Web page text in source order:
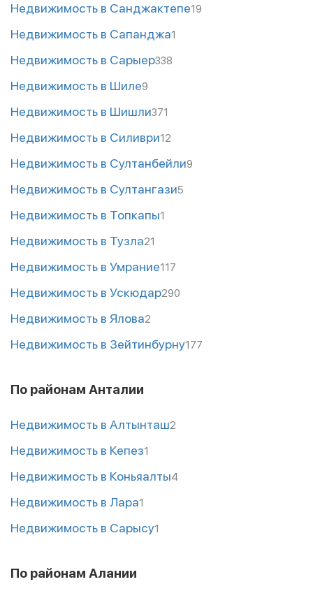
Недвижимость в Санджактепе19
Недвижимость в Сапанджа1
Недвижимость в Сарыер338
Недвижимость в Шиле9
Недвижимость в Шишли371
Недвижимость в Силиври12
Недвижимость в Султанбейли9
Недвижимость в Султангази5
Недвижимость в Топкапы1
Недвижимость в Тузла21
Недвижимость в Умрание117
Недвижимость в Ускюдар290
Недвижимость в Ялова2
Недвижимость в Зейтинбурну177
По районам Анталии
Недвижимость в Алтынташ2
Недвижимость в Кепез1
Недвижимость в Коньяалты4
Недвижимость в Лара1
Недвижимость в Сарысу1
По районам Алании